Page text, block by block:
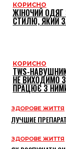
КОРИСНО
ЖІНОЧИЙ ОДЯГ
СТИЛЮ, ЯКИЙ
КОРИСНО
TWS-
НЕ ВИХОДИМО
ПРАЦЮЄ З
ЗДОРОВЕ ЖИТТЯ
ЛУЧШИЕ
ЗДОРОВЕ ЖИТТЯ